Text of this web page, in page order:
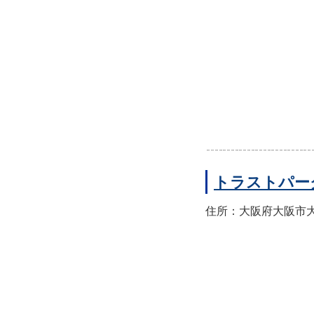
トラストパ
住所：大阪府大阪市